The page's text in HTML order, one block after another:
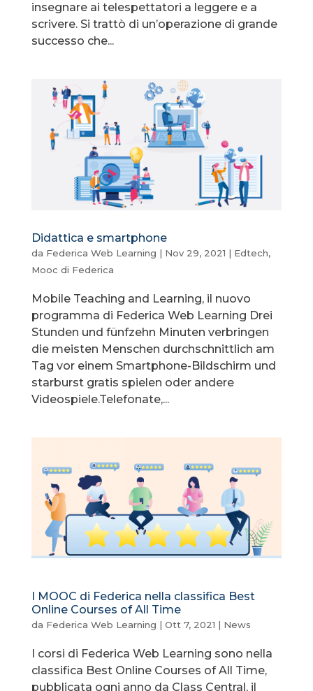
insegnare ai telespettatori a leggere e a
scrivere. Si trattò di un’operazione di grande
successo che...
Didattica e smartphone
da Federica Web Learning | Nov 29, 2021 | Edtech,
Mooc di Federica
Mobile Teaching and Learning, il nuovo
programma di Federica Web Learning Drei
Stunden und fünfzehn Minuten verbringen
die meisten Menschen durchschnittlich am
Tag vor einem Smartphone-Bildschirm und
starburst gratis spielen oder andere
Videospiele.Telefonate,...
I MOOC di Federica nella classifica Best
Online Courses of All Time
da Federica Web Learning | Ott 7, 2021 | News
I corsi di Federica Web Learning sono nella
classifica Best Online Courses of All Time,
pubblicata ogni anno da Class Central, il